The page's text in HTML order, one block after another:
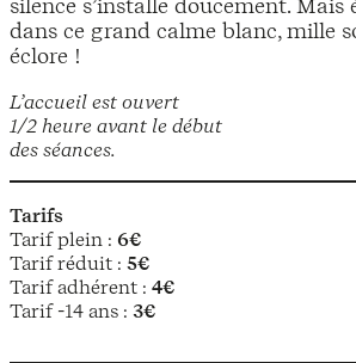
L’accueil est ouvert
1/2 heure avant le début
des séances.
Tarifs
Tarif plein : 6€
Tarif réduit : 5€
Tarif adhérent : 4€
Tarif -14 ans : 3€
silence s’installe doucement. Mais
dans ce grand calme blanc, mille
éclore !